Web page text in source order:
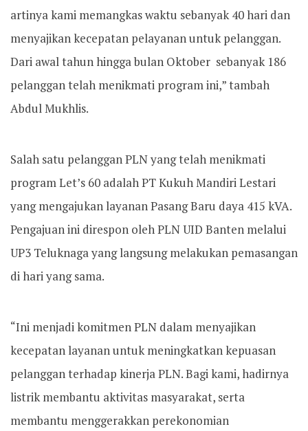
artinya kami memangkas waktu sebanyak 40 hari dan
menyajikan kecepatan pelayanan untuk pelanggan.
Dari awal tahun hingga bulan Oktober sebanyak 186
pelanggan telah menikmati program ini,” tambah
Abdul Mukhlis.
Salah satu pelanggan PLN yang telah menikmati
program Let’s 60 adalah PT Kukuh Mandiri Lestari
yang mengajukan layanan Pasang Baru daya 415 kVA.
Pengajuan ini direspon oleh PLN UID Banten melalui
UP3 Teluknaga yang langsung melakukan pemasangan
di hari yang sama.
“Ini menjadi komitmen PLN dalam menyajikan
kecepatan layanan untuk meningkatkan kepuasan
pelanggan terhadap kinerja PLN. Bagi kami, hadirnya
listrik membantu aktivitas masyarakat, serta
membantu menggerakkan perekonomian